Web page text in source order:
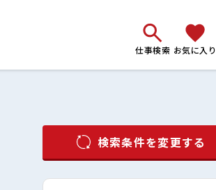
仕事検索 お気に入り
検索条件を変更する